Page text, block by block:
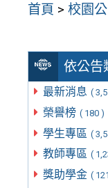
首頁 >校園
依公告
最新消息 (
榮譽榜 ( 180 )
學生專區 (
教師專區 (
獎助學金 (